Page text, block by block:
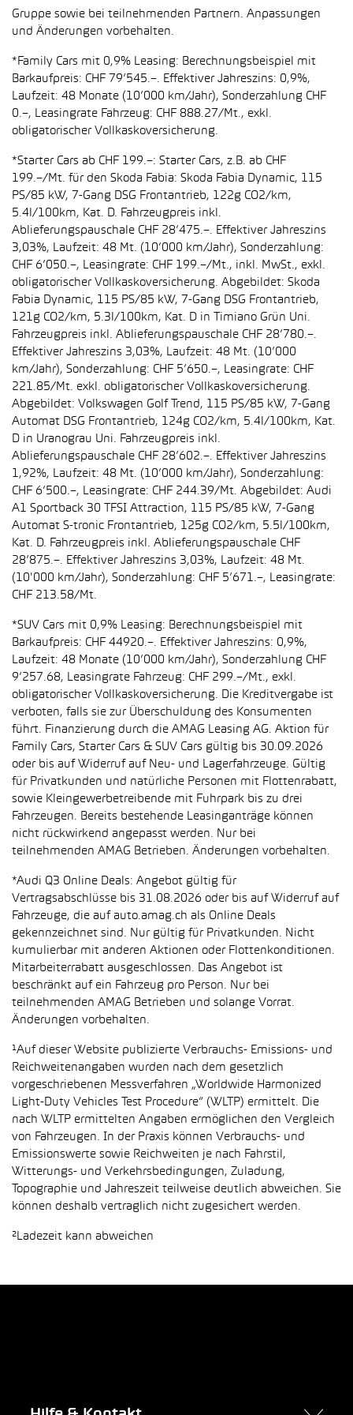
Gruppe sowie bei teilnehmenden Partnern. Anpassungen
und Änderungen vorbehalten.
*Family Cars mit 0,9% Leasing: Berechnungsbeispiel mit
Barkaufpreis: CHF 79’545.–. Effektiver Jahreszins: 0,9%,
Laufzeit: 48 Monate (10’000 km/Jahr), Sonderzahlung CHF
0.–, Leasingrate Fahrzeug: CHF 888.27/Mt., exkl.
obligatorischer Vollkaskoversicherung.
*Starter Cars ab CHF 199.–: Starter Cars, z.B. ab CHF
199.–/Mt. für den Skoda Fabia: Skoda Fabia Dynamic, 115
PS/85 kW, 7-Gang DSG Frontantrieb, 122g CO2/km,
5.4l/100km, Kat. D. Fahrzeugpreis inkl.
Ablieferungspauschale CHF 28’475.–. Effektiver Jahreszins
3,03%, Laufzeit: 48 Mt. (10’000 km/Jahr), Sonderzahlung:
CHF 6’050.–, Leasingrate: CHF 199.–/Mt., inkl. MwSt., exkl.
obligatorischer Vollkaskoversicherung. Abgebildet: Skoda
Fabia Dynamic, 115 PS/85 kW, 7-Gang DSG Frontantrieb,
121g CO2/km, 5.3l/100km, Kat. D in Timiano Grün Uni.
Fahrzeugpreis inkl. Ablieferungspauschale CHF 28’780.–.
Effektiver Jahreszins 3,03%, Laufzeit: 48 Mt. (10’000
km/Jahr), Sonderzahlung: CHF 5’650.–, Leasingrate: CHF
221.85/Mt. exkl. obligatorischer Vollkaskoversicherung.
Abgebildet: Volkswagen Golf Trend, 115 PS/85 kW, 7-Gang
Automat DSG Frontantrieb, 124g CO2/km, 5.4l/100km, Kat.
D in Uranograu Uni. Fahrzeugpreis inkl.
Ablieferungspauschale CHF 28’602.–. Effektiver Jahreszins
1,92%, Laufzeit: 48 Mt. (10’000 km/Jahr), Sonderzahlung:
CHF 6’500.–, Leasingrate: CHF 244.39/Mt. Abgebildet: Audi
A1 Sportback 30 TFSI Attraction, 115 PS/85 kW, 7-Gang
Automat S-tronic Frontantrieb, 125g CO2/km, 5.5l/100km,
Kat. D. Fahrzeugpreis inkl. Ablieferungspauschale CHF
28’875.–. Effektiver Jahreszins 3,03%, Laufzeit: 48 Mt.
(10'000 km/Jahr), Sonderzahlung: CHF 5’671.–, Leasingrate:
CHF 213.58/Mt.
*SUV Cars mit 0,9% Leasing: Berechnungsbeispiel mit
Barkaufpreis: CHF 44920.–. Effektiver Jahreszins: 0,9%,
Laufzeit: 48 Monate (10’000 km/Jahr), Sonderzahlung CHF
9’257.68, Leasingrate Fahrzeug: CHF 299.–/Mt., exkl.
obligatorischer Vollkaskoversicherung. Die Kreditvergabe ist
verboten, falls sie zur Überschuldung des Konsumenten
führt. Finanzierung durch die AMAG Leasing AG. Aktion für
Family Cars, Starter Cars & SUV Cars gültig bis 30.09.2026
oder bis auf Widerruf auf Neu- und Lagerfahrzeuge. Gültig
für Privatkunden und natürliche Personen mit Flottenrabatt,
sowie Kleingewerbetreibende mit Fuhrpark bis zu drei
Fahrzeugen. Bereits bestehende Leasinganträge können
nicht rückwirkend angepasst werden. Nur bei
teilnehmenden AMAG Betrieben. Änderungen vorbehalten.
*Audi Q3 Online Deals: Angebot gültig für
Vertragsabschlüsse bis 31.08.2026 oder bis auf Widerruf auf
Fahrzeuge, die auf auto.amag.ch als Online Deals
gekennzeichnet sind. Nur gültig für Privatkunden. Nicht
kumulierbar mit anderen Aktionen oder Flottenkonditionen.
Mitarbeiterrabatt ausgeschlossen. Das Angebot ist
beschränkt auf ein Fahrzeug pro Person. Nur bei
teilnehmenden AMAG Betrieben und solange Vorrat.
Änderungen vorbehalten.
¹Auf dieser Website publizierte Verbrauchs- Emissions- und
Reichweitenangaben wurden nach dem gesetzlich
vorgeschriebenen Messverfahren „Worldwide Harmonized
Light-Duty Vehicles Test Procedure“ (WLTP) ermittelt. Die
nach WLTP ermittelten Angaben ermöglichen den Vergleich
von Fahrzeugen. In der Praxis können Verbrauchs- und
Emissionswerte sowie Reichweiten je nach Fahrstil,
Witterungs- und Verkehrsbedingungen, Zuladung,
Topographie und Jahreszeit teilweise deutlich abweichen. Sie
können deshalb vertraglich nicht zugesichert werden.
²Ladezeit kann abweichen